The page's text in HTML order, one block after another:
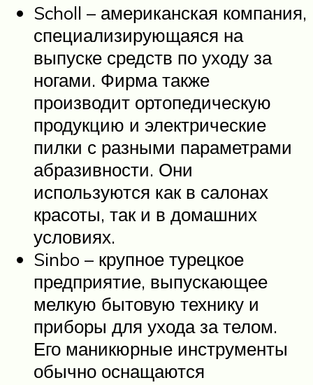
Scholl – американская компания,
специализирующаяся на
выпуске средств по уходу за
ногами. Фирма также
производит ортопедическую
продукцию и электрические
пилки с разными параметрами
абразивности. Они
используются как в салонах
красоты, так и в домашних
условиях.
Sinbo – крупное турецкое
предприятие, выпускающее
мелкую бытовую технику и
приборы для ухода за телом.
Его маникюрные инструменты
обычно оснащаются